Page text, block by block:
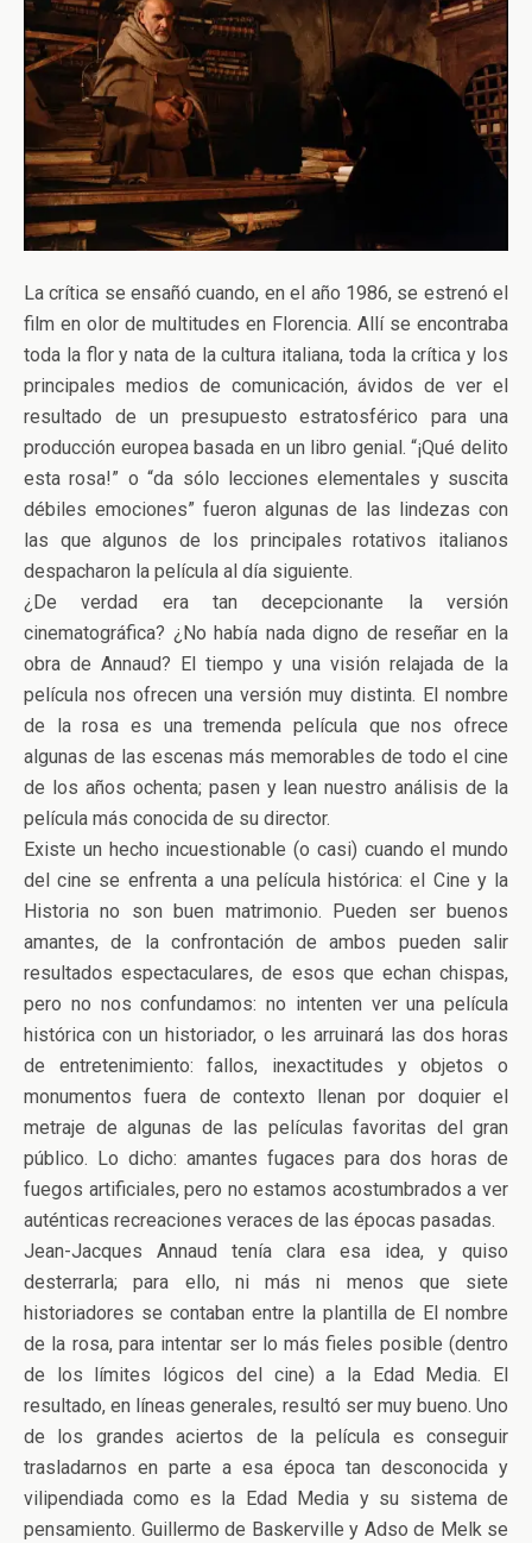
La crítica se ensañó cuando, en el año 1986, se estrenó el
film en olor de multitudes en Florencia. Allí se encontraba
toda la flor y nata de la cultura italiana, toda la crítica y los
principales medios de comunicación, ávidos de ver el
resultado de un presupuesto estratosférico para una
producción europea basada en un libro genial. “¡Qué delito
esta rosa!” o “da sólo lecciones elementales y suscita
débiles emociones” fueron algunas de las lindezas con
las que algunos de los principales rotativos italianos
despacharon la película al día siguiente.
¿De verdad era tan decepcionante la versión
cinematográfica? ¿No había nada digno de reseñar en la
obra de Annaud? El tiempo y una visión relajada de la
película nos ofrecen una versión muy distinta. El nombre
de la rosa es una tremenda película que nos ofrece
algunas de las escenas más memorables de todo el cine
de los años ochenta; pasen y lean nuestro análisis de la
película más conocida de su director.
Existe un hecho incuestionable (o casi) cuando el mundo
del cine se enfrenta a una película histórica: el Cine y la
Historia no son buen matrimonio. Pueden ser buenos
amantes, de la confrontación de ambos pueden salir
resultados espectaculares, de esos que echan chispas,
pero no nos confundamos: no intenten ver una película
histórica con un historiador, o les arruinará las dos horas
de entretenimiento: fallos, inexactitudes y objetos o
monumentos fuera de contexto llenan por doquier el
metraje de algunas de las películas favoritas del gran
público. Lo dicho: amantes fugaces para dos horas de
fuegos artificiales, pero no estamos acostumbrados a ver
auténticas recreaciones veraces de las épocas pasadas.
Jean-Jacques Annaud tenía clara esa idea, y quiso
desterrarla; para ello, ni más ni menos que siete
historiadores se contaban entre la plantilla de El nombre
de la rosa, para intentar ser lo más fieles posible (dentro
de los límites lógicos del cine) a la Edad Media. El
resultado, en líneas generales, resultó ser muy bueno. Uno
de los grandes aciertos de la película es conseguir
trasladarnos en parte a esa época tan desconocida y
vilipendiada como es la Edad Media y su sistema de
pensamiento. Guillermo de Baskerville y Adso de Melk se